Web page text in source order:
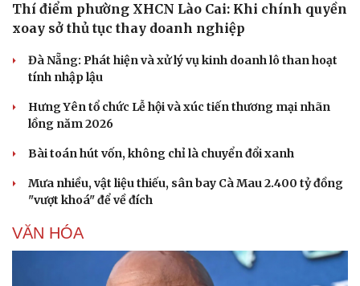
Thí điểm phường XHCN Lào Cai: Khi chính quyền
xoay sở thủ tục thay doanh nghiệp
Đà Nẵng: Phát hiện và xử lý vụ kinh doanh lô than hoạt
tính nhập lậu
Hưng Yên tổ chức Lễ hội và xúc tiến thương mại nhãn
lồng năm 2026
Bài toán hút vốn, không chỉ là chuyển đổi xanh
Mưa nhiều, vật liệu thiếu, sân bay Cà Mau 2.400 tỷ đồng
"vượt khoá" để về đích
VĂN HÓA